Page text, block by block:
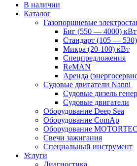
В наличии
Каталог
Газопоршневые
Биг (550 — 4000) кВт
Стандарт (105 —
Микра (20-100) кВт
Спецпредложения
ReMAN
Аренда
Судовые двигатели Nanni
Судовые дизель
Судовые двигатели
Оборудование Deep Sea
Оборудование ComAp
Оборудование
Свечи зажигания
Специальный инструмент
Услуги
Диагностика